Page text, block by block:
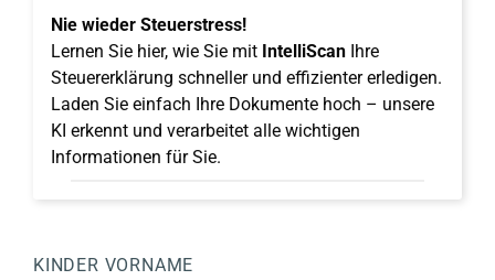
Nie wieder Steuerstress!
Lernen Sie hier, wie Sie mit IntelliScan Ihre
Steuererklärung schneller und effizienter erledigen.
Laden Sie einfach Ihre Dokumente hoch – unsere
KI erkennt und verarbeitet alle wichtigen
Informationen für Sie.
KINDER VORNAME